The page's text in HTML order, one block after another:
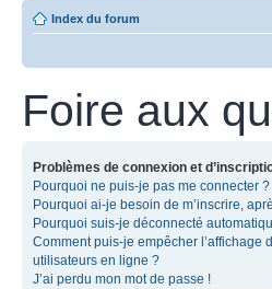
Index du forum
Foire aux
Problèmes de connexion et
Pourquoi ne puis-je pas me connecter ?
Pourquoi ai-je besoin de m’inscrire,
Pourquoi suis-je déconnecté
Comment puis-je empêcher l’affichage
utilisateurs en ligne ?
J’ai perdu mon mot de passe !